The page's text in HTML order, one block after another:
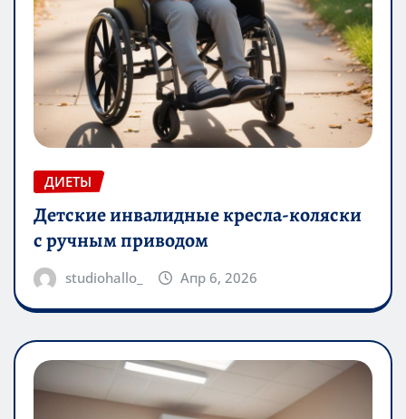
ДИЕТЫ
Детские инвалидные кресла-коляски
с ручным приводом
studiohallo_ Апр 6, 2026